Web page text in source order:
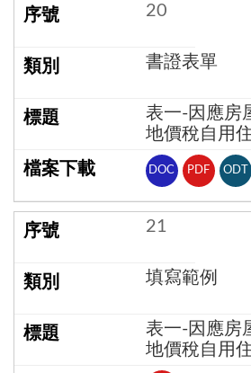
20
書證表單
表一-因應房
地價稅自用
DOC PDF ODT
21
填寫範例
表一-因應房
地價稅自用